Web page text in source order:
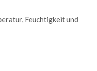
Feuchtigkeit und